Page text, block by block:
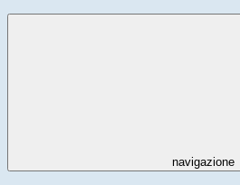
navigazione